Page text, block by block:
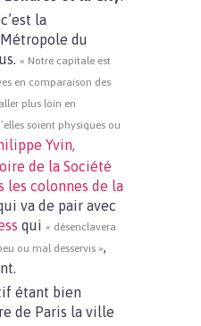
la
du
« Notre capitale est
en comparaison des
plus loin en
soient physiques ou
Yvin,
de la Société
les colonnes de la
va de pair avec
qui « désenclavera
ou mal desservis »,
étant bien
de Paris la ville